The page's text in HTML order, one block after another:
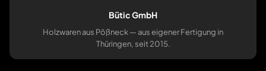
Bütic GmbH
Holzwaren aus Pößneck — aus eigener Fertigung in
Thüringen, seit 2015.